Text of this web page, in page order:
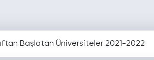
Başlatan Üniversiteler 2021-2022